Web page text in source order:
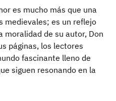
es mucho más que una
medievales; es un reflejo
moralidad de su autor, Don
páginas, los lectores
fascinante lleno de
siguen resonando en la